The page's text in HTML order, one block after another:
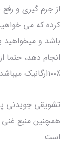
از جرم گیری و
کرده که می
باشد و میخواهید
انجام دهد، حتما
٪۱۰۰ارگانیک میباشد.
تشویقی
همچنین منبع
است.